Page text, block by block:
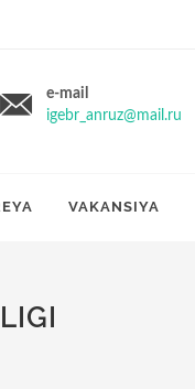
e-mail
igebr_anruz@mail.ru
VAKANSIYA